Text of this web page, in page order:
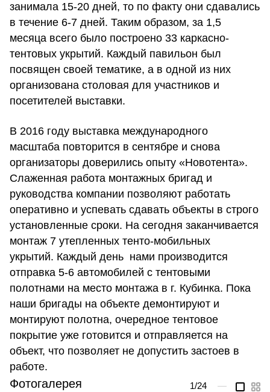
занимала 15-20 дней, то по факту они сдавались
в течение 6-7 дней. Таким образом, за 1,5
месяца всего было построено 33 каркасно-
тентовых укрытий. Каждый павильон был
посвящен своей тематике, а в одной из них
организована столовая для участников и
посетителей выставки.
В 2016 году выставка международного
масштаба повторится в сентябре и снова
организаторы доверились опыту «Новотента».
Слаженная работа монтажных бригад и
руководства компании позволяют работать
оперативно и успевать сдавать объекты в строго
установленные сроки. На сегодня заканчивается
монтаж 7 утепленных тенто-мобильных
укрытий. Каждый день нами производится
отправка 5-6 автомобилей с тентовыми
полотнами на место монтажа в г. Кубинка. Пока
наши бригады на объекте демонтируют и
монтируют полотна, очередное тентовое
покрытие уже готовится и отправляется на
объект, что позволяет не допустить застоев в
работе.
Фотогалерея 1/24 —